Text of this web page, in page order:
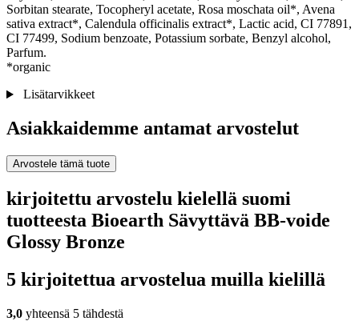
Sorbitan stearate, Tocopheryl acetate, Rosa moschata oil*, Avena
sativa extract*, Calendula officinalis extract*, Lactic acid, CI 77891,
CI 77499, Sodium benzoate, Potassium sorbate, Benzyl alcohol,
Parfum.
*organic
Lisätarvikkeet
Asiakkaidemme antamat arvostelut
Arvostele tämä tuote
kirjoitettu arvostelu kielellä suomi
tuotteesta Bioearth Sävyttävä BB-voide
Glossy Bronze
5 kirjoitettua arvostelua muilla kielillä
3,0 yhteensä 5 tähdestä